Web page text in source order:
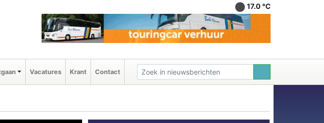
17.0 ℃
Vacatures Krant Contact